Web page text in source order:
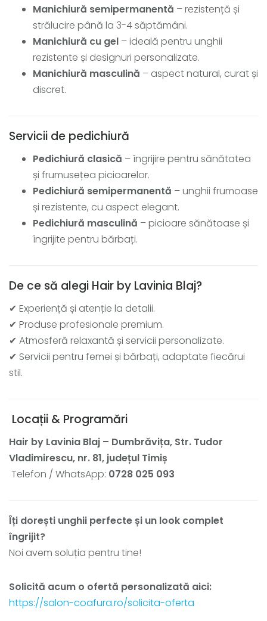
Manichiură semipermanentă – rezistență și
strălucire până la 3-4 săptămâni.
Manichiură cu gel – ideală pentru unghii
rezistente și designuri personalizate.
Manichiură masculină – aspect natural, curat și
discret.
Servicii de pedichiură
Pedichiură clasică – îngrijire pentru sănătatea
și frumusețea picioarelor.
Pedichiură semipermanentă – unghii frumoase
și rezistente, cu aspect elegant.
Pedichiură masculină – picioare sănătoase și
îngrijite pentru bărbați.
De ce să alegi Hair by Lavinia Blaj?
✔ Experiență și atenție la detalii.
✔ Produse profesionale premium.
✔ Atmosferă relaxantă și servicii personalizate.
✔ Servicii pentru femei și bărbați, adaptate fiecărui
stil.
Locații & Programări
Hair by Lavinia Blaj – Dumbrăvița, Str. Tudor
Vladimirescu, nr. 81, județul Timiș
Telefon / WhatsApp: 0728 025 093
Îți dorești unghii perfecte și un look complet
îngrijit?
Noi avem soluția pentru tine!
Solicită acum o ofertă personalizată aici:
https://salon-coafura.ro/solicita-oferta